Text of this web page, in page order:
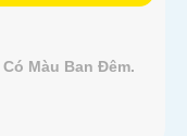
Màu Ban Ðêm.